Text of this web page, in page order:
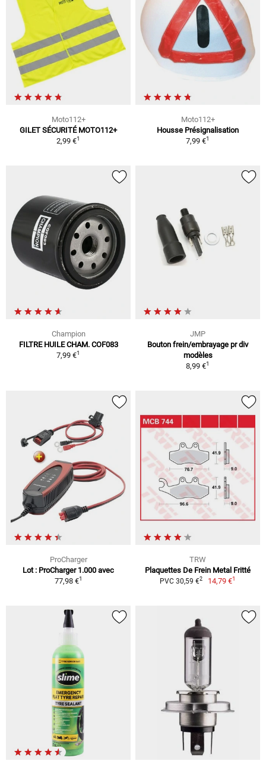
Moto112+
GILET SÉCURITÉ MOTO112+
2,99 €1
Moto112+
Housse Présignalisation
7,99 €1
Champion
FILTRE HUILE CHAM. COF083
7,99 €1
JMP
Bouton frein/embrayage pr div
modèles
8,99 €1
ProCharger
Lot : ProCharger 1.000 avec
77,98 €1
TRW
Plaquettes De Frein Metal Fritté
PVC 30,59 €2 14,79 €1